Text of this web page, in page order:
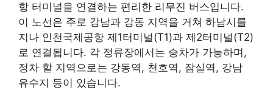
항 터미널을 연결하는 편리한 리무진 버스입니다.
이 노선은 주로 강남과 강동 지역을 거쳐 하남시를
지나 인천국제공항 제1터미널(T1)과 제2터미널(T2)
로 연결됩니다. 각 정류장에서는 승차가 가능하며,
정차 할 지역으로는 강동역, 천호역, 잠실역, 강남
유수지 등이 있습니다.